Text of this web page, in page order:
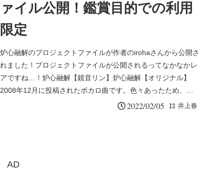
ァイル公開！鑑賞目的での利用
限定
炉心融解のプロジェクトファイルが作者のirohaさんから公開さ
れました！プロジェクトファイルが公開されるってなかなかレ
アですね…！炉心融解【鏡音リン】炉心融解【オリジナル】
2008年12月に投稿されたボカロ曲です。色々あったため、現
2022/02/05 井上春
AD